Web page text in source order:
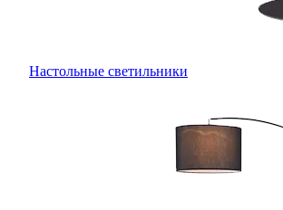
Настольные светильники